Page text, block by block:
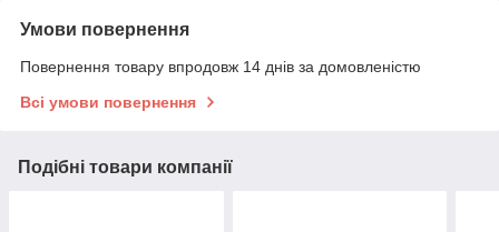
Умови повернення
Повернення товару впродовж 14 днів за домовленістю
Всі умови повернення
Подібні товари компанії